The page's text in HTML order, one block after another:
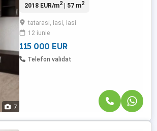
7
confortabil, cu facilități moderne. ✅
Etaj: 4/8 An constructie 2009 — pretabil
pentru orice tip de credit Mobilat și utilat
complet Tâmplărie ...
2018 EUR/m2| 57 m2
tatarasi, Iasi, Iasi
12 iunie
115 000 EUR
Telefon validat